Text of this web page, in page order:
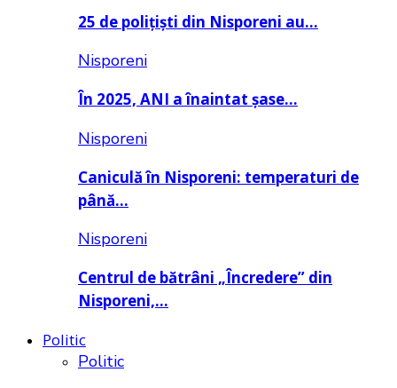
25 de polițiști din Nisporeni au…
Nisporeni
În 2025, ANI a înaintat șase…
Nisporeni
Caniculă în Nisporeni: temperaturi de
până…
Nisporeni
Centrul de bătrâni „Încredere” din
Nisporeni,…
Politic
Politic